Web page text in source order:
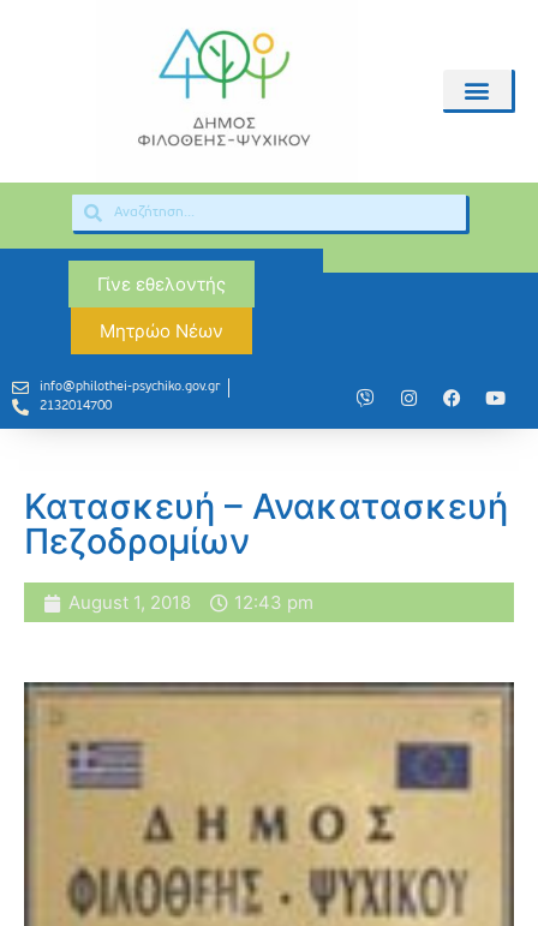
Γίνε εθελοντής
Μητρώο Νέων
info@philothei-psychiko.gov.gr
2132014700
Κατασκευή – Ανακατασκευή
Πεζοδρομίων
August 1, 2018 12:43 pm